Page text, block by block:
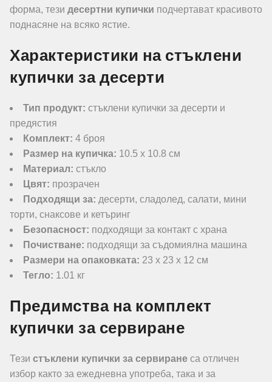
форма, тези десертни купички подчертават красивото
поднасяне на всяко ястие.
Характеристики на стъклени
купички за десерти
Тип продукт: стъклени купички за десерти и
предястия
Комплект: 4 броя
Размер на купичка: 10.5 х 10.8 см
Материал: стъкло
Цвят: прозрачен
Подходящи за: десерти, сладолед, салати, мини
торти, снаксове и кетъринг
Безопасност: подходящи за контакт с храна
Почистване: подходящи за съдомиялна машина
Размери на опаковката: 23 х 23 х 12 см
Тегло: 1.01 кг
Предимства на комплект
купички за сервиране
Тези стъклени купички за сервиране са отличен
избор както за ежедневна употреба, така и за